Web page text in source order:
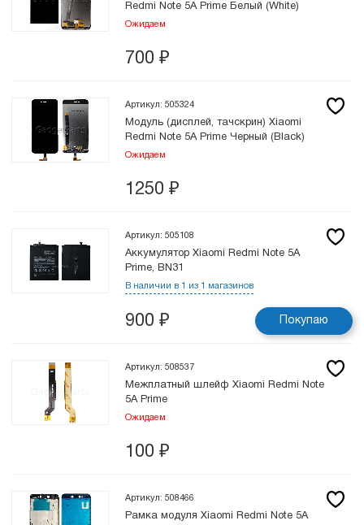
Redmi Note 5A Prime Белый (White)
Ожидаем
700 ₽
Артикул: 505324
Модуль (дисплей, тачскрин) Xiaomi
Redmi Note 5A Prime Черный (Black)
Ожидаем
1250 ₽
Артикул: 505108
Аккумулятор Xiaomi Redmi Note 5A
Prime, BN31
В наличии в 1 из 1 магазинов
900 ₽ Покупаю
Артикул: 508537
Межплатный шлейф Xiaomi Redmi Note
5A Prime
Ожидаем
100 ₽
Артикул: 508466
Рамка модуля Xiaomi Redmi Note 5A